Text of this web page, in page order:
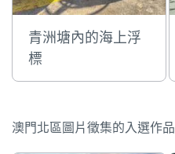
青洲塘內的海上浮
標
澳門北區圖片徵集的入選作品